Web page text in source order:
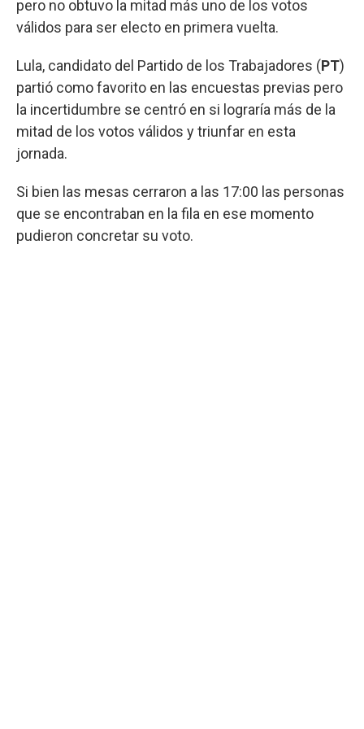
pero no obtuvo la mitad más uno de los votos
válidos para ser electo en primera vuelta.
Lula, candidato del Partido de los Trabajadores (PT)
partió como favorito en las encuestas previas pero
la incertidumbre se centró en si lograría más de la
mitad de los votos válidos y triunfar en esta
jornada.
Si bien las mesas cerraron a las 17:00 las personas
que se encontraban en la fila en ese momento
pudieron concretar su voto.